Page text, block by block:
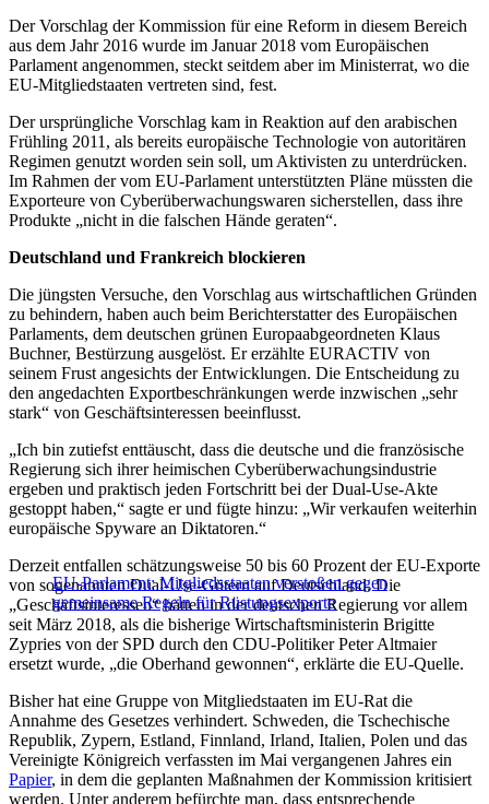
Der Vorschlag der Kommission für eine Reform in diesem Bereich
aus dem Jahr 2016 wurde im Januar 2018 vom Europäischen
Parlament angenommen, steckt seitdem aber im Ministerrat, wo die
EU-Mitgliedstaaten vertreten sind, fest.
Der ursprüngliche Vorschlag kam in Reaktion auf den arabischen
Frühling 2011, als bereits europäische Technologie von autoritären
Regimen genutzt worden sein soll, um Aktivisten zu unterdrücken.
Im Rahmen der vom EU-Parlament unterstützten Pläne müssten die
Exporteure von Cyberüberwachungswaren sicherstellen, dass ihre
Produkte „nicht in die falschen Hände geraten“.
Deutschland und Frankreich blockieren
Die jüngsten Versuche, den Vorschlag aus wirtschaftlichen Gründen
zu behindern, haben auch beim Berichterstatter des Europäischen
Parlaments, dem deutschen grünen Europaabgeordneten Klaus
Buchner, Bestürzung ausgelöst. Er erzählte EURACTIV von
seinem Frust angesichts der Entwicklungen. Die Entscheidung zu
den angedachten Exportbeschränkungen werde inzwischen „sehr
stark“ von Geschäftsinteressen beeinflusst.
„Ich bin zutiefst enttäuscht, dass die deutsche und die französische
Regierung sich ihrer heimischen Cyberüberwachungsindustrie
ergeben und praktisch jeden Fortschritt bei der Dual-Use-Akte
gestoppt haben,“ sagte er und fügte hinzu: „Wir verkaufen weiterhin
europäische Spyware an Diktatoren.“
EU-Parlament: Mitgliedsstaaten verstoßen gegen
gemeinsame Regeln für Rüstungsexporte
Derzeit entfallen schätzungsweise 50 bis 60 Prozent der EU-Exporte
von sogenannten Dual-Use-Gütern auf Deutschland. Die
„Geschäftsinteressen“ hätten in der deutschen Regierung vor allem
seit März 2018, als die bisherige Wirtschaftsministerin Brigitte
Zypries von der SPD durch den CDU-Politiker Peter Altmaier
ersetzt wurde, „die Oberhand gewonnen“, erklärte die EU-Quelle.
Bisher hat eine Gruppe von Mitgliedstaaten im EU-Rat die
Annahme des Gesetzes verhindert. Schweden, die Tschechische
Republik, Zypern, Estland, Finnland, Irland, Italien, Polen und das
Vereinigte Königreich verfassten im Mai vergangenen Jahres ein
Papier, in dem die geplanten Maßnahmen der Kommission kritisiert
werden. Unter anderem befürchte man, dass entsprechende